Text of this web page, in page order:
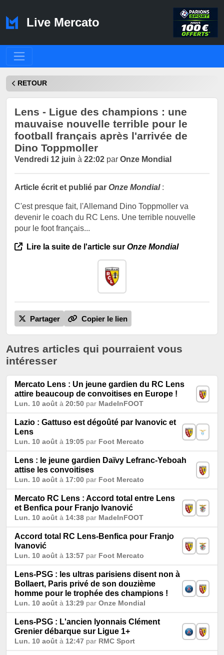
Live Mercato
RETOUR
Lens - Ligue des champions : une
mauvaise nouvelle terrible pour le
football français après l'arrivée de
Dino Toppmoller
Vendredi 12 juin à 22:02 par Onze Mondial
Article écrit et publié par Onze Mondial:
C'est presque fait, l'Allemand Dino Toppmoller va
devenir le coach du RC Lens. Une terrible nouvelle
pour le foot français...
Lire la suite de l'article sur Onze Mondial
Partager Copier le lien
Autres articles qui pourraient vous
intéresser
Mercato Lens : Un jeune gardien du RC Lens
attire beaucoup de convoitises en Europe !
Lun. 10 août à 20:50 par MadeInFOOT
Lazio : Gattuso est dégoûté par Ivanovic et
Lens
Lun. 10 août à 19:05 par Foot Mercato
Lens : le jeune gardien Daïvy Lefranc-Yeboah
attise les convoitises
Lun. 10 août à 17:00 par Foot Mercato
Mercato RC Lens : Accord total entre Lens
et Benfica pour Franjo Ivanović
Lun. 10 août à 14:38 par MadeInFOOT
Accord total RC Lens-Benfica pour Franjo
Ivanović
Lun. 10 août à 13:57 par Foot Mercato
Lens-PSG : les ultras parisiens disent non à
Bollaert, Paris privé de son douzième
homme pour le trophée des champions !
Lun. 10 août à 13:29 par Onze Mondial
Lens-PSG : L'ancien lyonnais Clément
Grenier débarque sur Ligue 1+
Lun. 10 août à 12:47 par RMC Sport